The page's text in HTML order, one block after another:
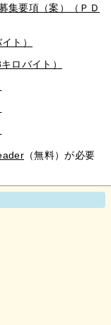
集要項（案）（ＰＤ
ト）
ロバイト）
（無料）が必要